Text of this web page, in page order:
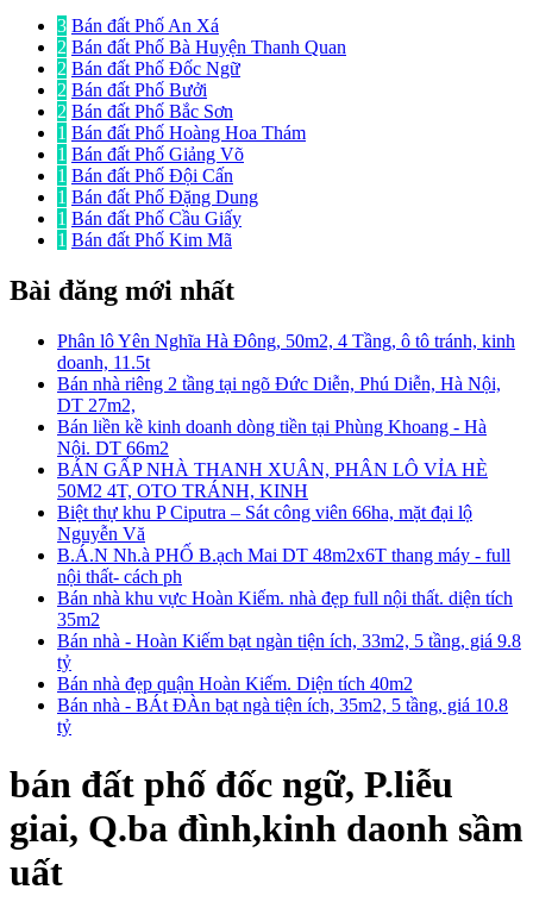
3 Bán đất Phố An Xá
2 Bán đất Phố Bà Huyện Thanh Quan
2 Bán đất Phố Đốc Ngữ
2 Bán đất Phố Bưởi
2 Bán đất Phố Bắc Sơn
1 Bán đất Phố Hoàng Hoa Thám
1 Bán đất Phố Giảng Võ
1 Bán đất Phố Đội Cấn
1 Bán đất Phố Đặng Dung
1 Bán đất Phố Cầu Giấy
1 Bán đất Phố Kim Mã
Bài đăng mới nhất
Phân lô Yên Nghĩa Hà Đông, 50m2, 4 Tầng, ô tô tránh, kinh
doanh, 11.5t
Bán nhà riêng 2 tầng tại ngõ Đức Diễn, Phú Diễn, Hà Nội,
DT 27m2,
Bán liền kề kinh doanh dòng tiền tại Phùng Khoang - Hà
Nội. DT 66m2
BÁN GẤP NHÀ THANH XUÂN, PHÂN LÔ VỈA HÈ
50M2 4T, OTO TRÁNH, KINH
Biệt thự khu P Ciputra – Sát công viên 66ha, mặt đại lộ
Nguyễn Vă
B.Á.N Nh.à PHỐ B.ạch Mai DT 48m2x6T thang máy - full
nội thất- cách ph
Bán nhà khu vực Hoàn Kiếm. nhà đẹp full nội thất. diện tích
35m2
Bán nhà - Hoàn Kiếm bạt ngàn tiện ích, 33m2, 5 tầng, giá 9.8
tỷ
Bán nhà đẹp quận Hoàn Kiếm. Diện tích 40m2
Bán nhà - BÁt ĐÀn bạt ngà tiện ích, 35m2, 5 tầng, giá 10.8
tỷ
bán đất phố đốc ngữ, P.liễu
giai, Q.ba đình,kinh daonh sầm
uất